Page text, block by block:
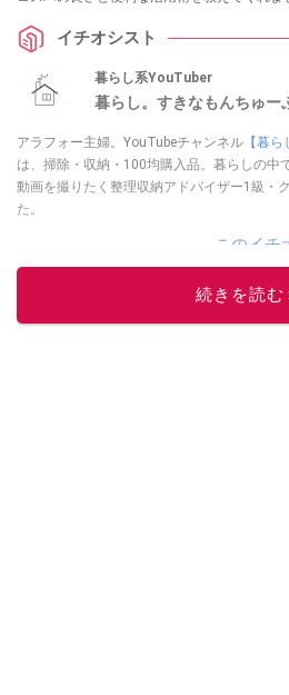
イチオシスト
暮らし系YouTuber
暮らし。すきなもんちゅー
アラフォー主婦。YouTubeチャンネル 【暮
は、掃除・収納・100均購入品。暮らしの中
動画を撮りたく整理収納アドバイザー1級・
た。
このイチ
続きを読む